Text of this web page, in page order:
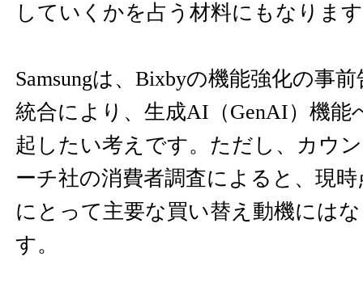
していくかを占う材料にもなりま
Samsungは、Bixbyの機能強化の事
統合により、生成AI（GenAI）機能
起したい考えです。ただし、カウ
ーチ社の消費者調査によると、現
にとって主要な買い替え動機には
す。